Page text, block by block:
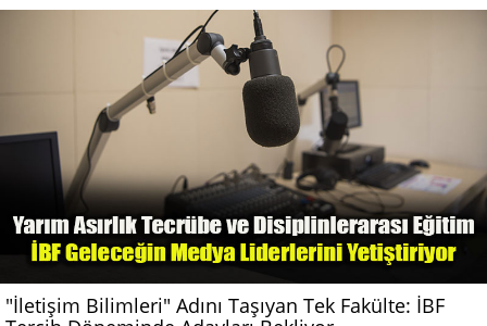
"İletişim Bilimleri" Adını Taşıyan Tek Fakülte: İBF